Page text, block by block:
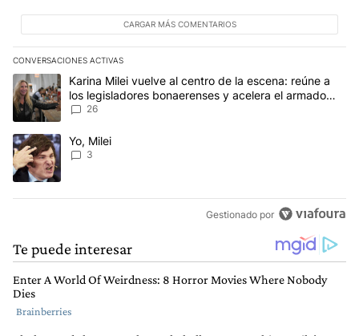
CARGAR MÁS COMENTARIOS
CONVERSACIONES ACTIVAS
Este listado muestra los artículos con más comentarios en los
Un artículo de tendencia con el título "Karina Milei vuelve al
Karina Milei vuelve al centro de la escena: reúne a
los legisladores bonaerenses y acelera el armado
para 2027
26
Un artículo de tendencia con el título "Yo, Milei" con 3
Yo, Milei
3
Gestionado por